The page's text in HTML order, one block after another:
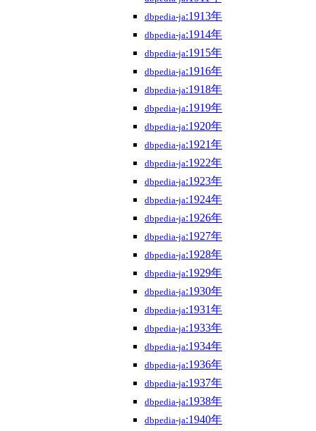
dbpedia-ja:1913年
dbpedia-ja:1914年
dbpedia-ja:1915年
dbpedia-ja:1916年
dbpedia-ja:1918年
dbpedia-ja:1919年
dbpedia-ja:1920年
dbpedia-ja:1921年
dbpedia-ja:1922年
dbpedia-ja:1923年
dbpedia-ja:1924年
dbpedia-ja:1926年
dbpedia-ja:1927年
dbpedia-ja:1928年
dbpedia-ja:1929年
dbpedia-ja:1930年
dbpedia-ja:1931年
dbpedia-ja:1933年
dbpedia-ja:1934年
dbpedia-ja:1936年
dbpedia-ja:1937年
dbpedia-ja:1938年
dbpedia-ja:1940年